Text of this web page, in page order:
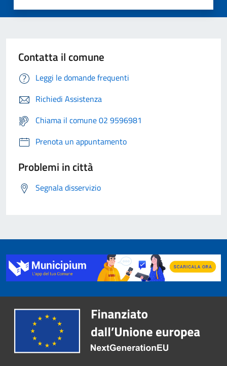
Contatta il comune
Leggi le domande frequenti
Richiedi Assistenza
Chiama il comune 02 9596981
Prenota un appuntamento
Problemi in città
Segnala disservizio